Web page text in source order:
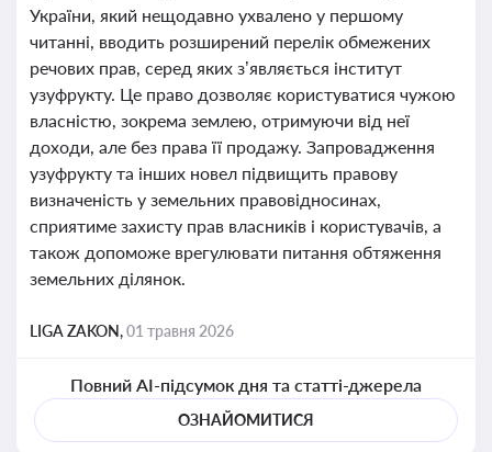
України, який нещодавно ухвалено у першому
читанні, вводить розширений перелік обмежених
речових прав, серед яких з’являється інститут
узуфрукту. Це право дозволяє користуватися чужою
власністю, зокрема землею, отримуючи від неї
доходи, але без права її продажу. Запровадження
узуфрукту та інших новел підвищить правову
визначеність у земельних правовідносинах,
сприятиме захисту прав власників і користувачів, а
також допоможе врегулювати питання обтяження
земельних ділянок.
LIGA ZAKON,01 травня 2026
Повний AI-підсумок дня та статті-джерела
ОЗНАЙОМИТИСЯ